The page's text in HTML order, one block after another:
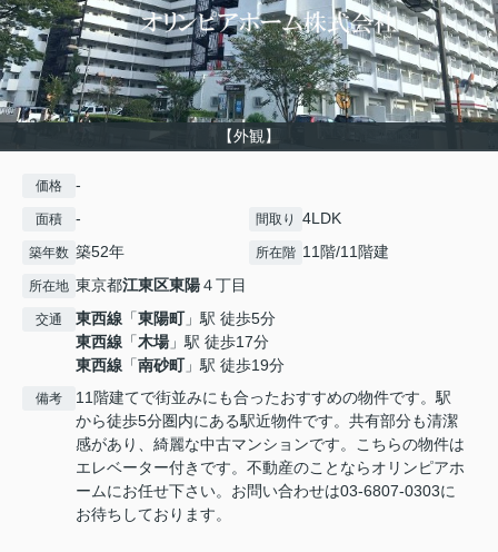
【外観】
価格 -
面積 - 間取り 4LDK
築年数 築52年 所在階 11階/11階建
所在地 東京都江東区東陽４丁目
交通 東西線 「東陽町」駅 徒歩5分
東西線 「木場」駅 徒歩17分
東西線 「南砂町」駅 徒歩19分
備考
11階建てで街並みにも合ったおすすめの物件です。駅
から徒歩5分圏内にある駅近物件です。共有部分も清潔
感があり、綺麗な中古マンションです。こちらの物件は
エレベーター付きです。不動産のことならオリンピアホ
ームにお任せ下さい。お問い合わせは03-6807-0303に
お待ちしております。